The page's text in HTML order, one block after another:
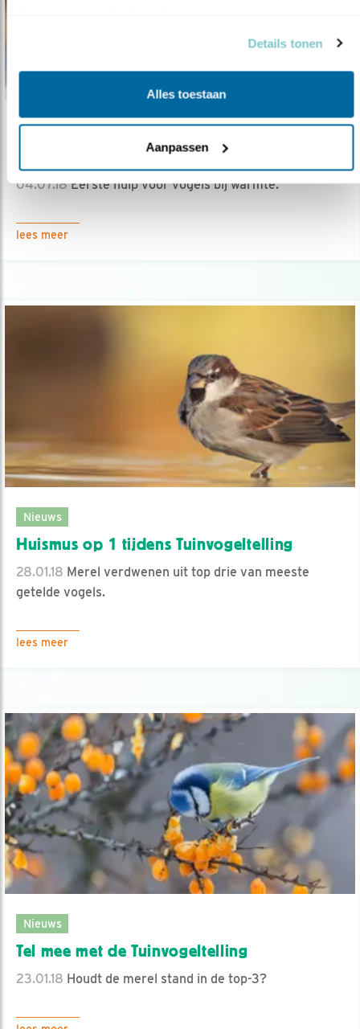
Details tonen
Alles toestaan
Aanpassen
Nieuws
Warm weer en vogels
04.07.18Eerste hulp voor vogels bij warmte.
lees meer
Nieuws
Huismus op 1 tijdens Tuinvogeltelling
28.01.18 Merel verdwenen uit top drie van meeste
getelde vogels.
lees meer
Nieuws
Tel mee met de Tuinvogeltelling
23.01.18 Houdt de merel stand in de top-3?